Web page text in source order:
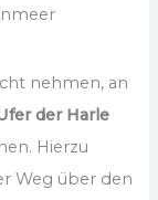
nehmen, an
der Harle
Hierzu
Weg über den